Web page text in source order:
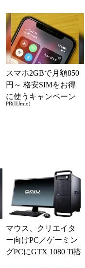
スマホ2GBで月額850
円～ 格安SIMをお得
に使うキャンペーン
実施中！
PR(IIJmio)
マウス、クリエイタ
ー向けPC／ゲーミン
グPCにGTX 1080 Ti搭